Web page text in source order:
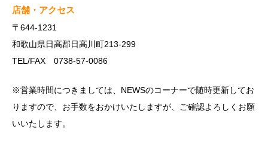
店舗・アクセス
〒644-1231
和歌山県日高郡日高川町213-299
TEL/FAX 0738-57-0086
※営業時間につきましては、NEWSのコーナーで随時更新してお
りますので、お手数をおかけいたしますが、ご確認よろしくお願
いいたします。